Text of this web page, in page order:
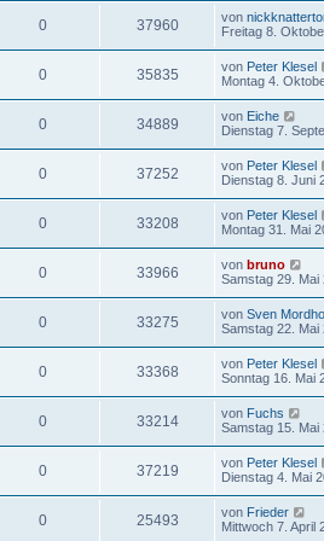
0 37960 von
Freitag 8.
0 35835 von Peter Klesel
Montag 4.
0 34889 von Eiche
Dienstag 7.
0 37252 von Peter Klesel
Dienstag 8. Juni
0 33208 von Peter Klesel
Montag 31. Mai
0 33966 von bruno
Samstag 29. Mai
0 33275 von Sven
Samstag 22. Mai
0 33368 von Peter Klesel
Sonntag 16. Mai
0 33214 von Fuchs
Samstag 15. Mai
0 37219 von Peter Klesel
Dienstag 4. Mai
0 25493 von Frieder
Mittwoch 7. April